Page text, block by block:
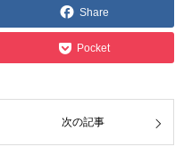
Share
Pocket
次の記事